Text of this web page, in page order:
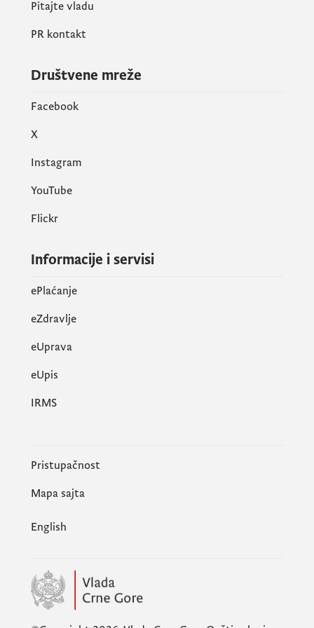
Pitajte vladu
PR kontakt
Društvene mreže
Facebook
X
Instagram
YouTube
Flickr
Informacije i servisi
ePlaćanje
eZdravlje
eUprava
еUpis
IRMS
Pristupačnost
Mapa sajta
English